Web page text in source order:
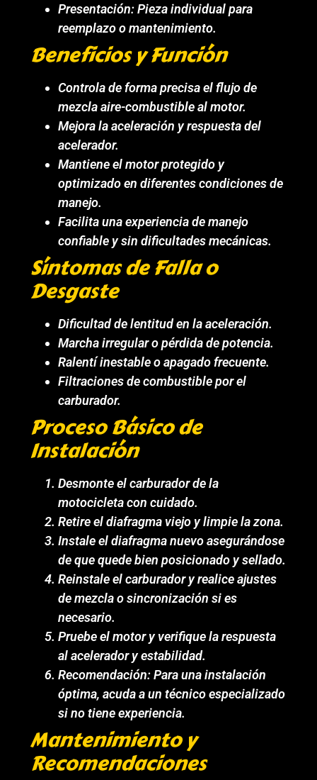
Presentación: Pieza individual para
reemplazo o mantenimiento.
Beneficios y Función
Controla de forma precisa el flujo de
mezcla aire-combustible al motor.
Mejora la aceleración y respuesta del
acelerador.
Mantiene el motor protegido y
optimizado en diferentes condiciones de
manejo.
Facilita una experiencia de manejo
confiable y sin dificultades mecánicas.
Síntomas de Falla o
Desgaste
Dificultad de lentitud en la aceleración.
Marcha irregular o pérdida de potencia.
Ralentí inestable o apagado frecuente.
Filtraciones de combustible por el
carburador.
Proceso Básico de
Instalación
Desmonte el carburador de la
motocicleta con cuidado.
Retire el diafragma viejo y limpie la zona.
Instale el diafragma nuevo asegurándose
de que quede bien posicionado y sellado.
Reinstale el carburador y realice ajustes
de mezcla o sincronización si es
necesario.
Pruebe el motor y verifique la respuesta
al acelerador y estabilidad.
Recomendación: Para una instalación
óptima, acuda a un técnico especializado
si no tiene experiencia.
Mantenimiento y
Recomendaciones